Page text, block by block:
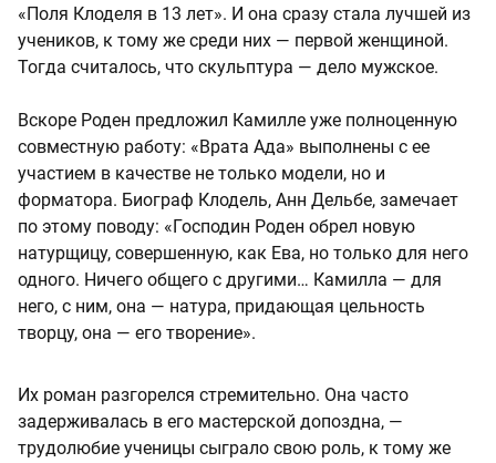
«Поля Клоделя в 13 лет». И она сразу стала лучшей из
учеников, к тому же среди них — первой женщиной.
Тогда считалось, что скульптура — дело мужское.
Вскоре Роден предложил Камилле уже полноценную
совместную работу: «Врата Ада» выполнены с ее
участием в качестве не только модели, но и
форматора. Биограф Клодель, Анн Дельбе, замечает
по этому поводу: «Господин Роден обрел новую
натурщицу, совершенную, как Ева, но только для него
одного. Ничего общего с другими… Камилла — для
него, с ним, она — натура, придающая цельность
творцу, она — его творение».
Их роман разгорелся стремительно. Она часто
задерживалась в его мастерской допоздна, —
трудолюбие ученицы сыграло свою роль, к тому же